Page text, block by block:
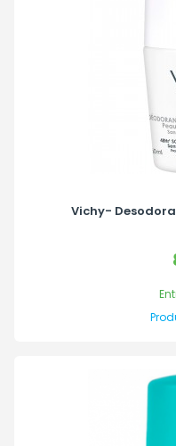
Vichy-